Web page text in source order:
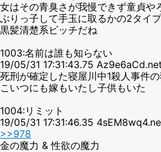
女はその青臭さが我慢できず童貞や
ぶりっ子して手玉に取るかの2タイ
黒髪清楚系ビッチだね
1003:名前は誰も知らない
19/05/31 17:31:43.75 Az9e6aCd.net
死刑が確定した寝屋川中1殺人事件
こいつにも嫁もいたし子供もいた
1004:リミット
19/05/31 17:31:46.35
>>978
金の魔力 & 性欲の魔力